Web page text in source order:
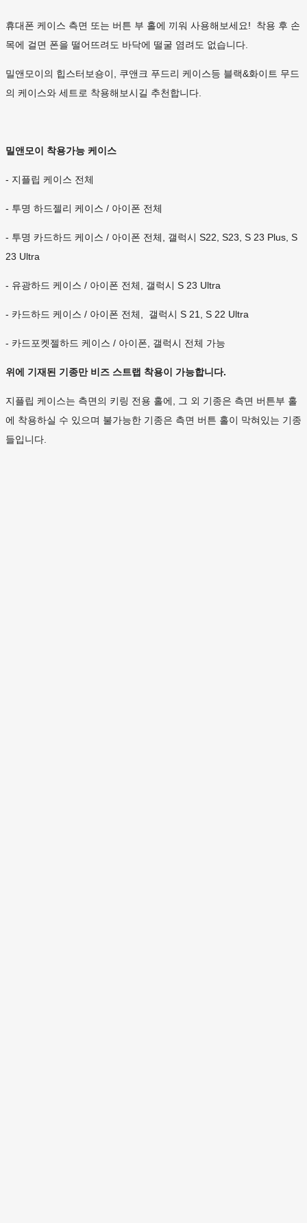
휴대폰 케이스 측면 또는 버튼 부 홀에 끼워 사용해보세요! 착용 후 손
목에 걸면 폰을 떨어뜨려도 바닥에 떨굴 염려도 없습니다.
밀앤모이의 힙스터보숑이, 쿠앤크 푸드리 케이스등 블랙&화이트 무드
의 케이스와 세트로 착용해보시길 추천합니다.
밀앤모이 착용가능 케이스
- 지플립 케이스 전체
- 투명 하드젤리 케이스 / 아이폰 전체
- 투명 카드하드 케이스 / 아이폰 전체, 갤럭시 S22, S23, S 23 Plus, S
23 Ultra
- 유광하드 케이스 / 아이폰 전체, 갤럭시 S 23 Ultra
- 카드하드 케이스 / 아이폰 전체, 갤럭시 S 21, S 22 Ultra
- 카드포켓젤하드 케이스 / 아이폰, 갤럭시 전체 가능
위에 기재된 기종만 비즈 스트랩 착용이 가능합니다.
지플립 케이스는 측면의 키링 전용 홀에, 그 외 기종은 측면 버튼부 홀
에 착용하실 수 있으며 불가능한 기종은 측면 버튼 홀이 막혀있는 기종
들입니다.